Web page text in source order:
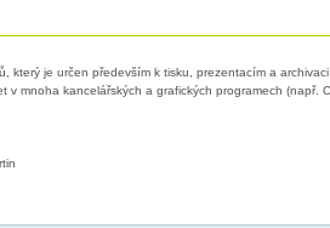
který je určen především k tisku, prezentacím a
v mnoha kancelářských a grafických programech (např.